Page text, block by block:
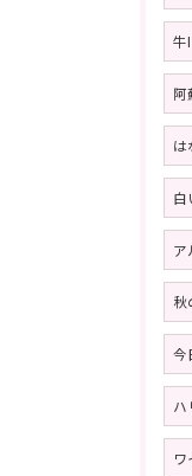
牛
阿
は
白
ア
秋
今
ハ
ワ